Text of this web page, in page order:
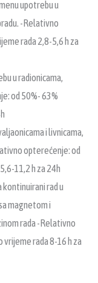
upotrebu u
-Relativno
rada 2,8-5,6 h za
u radionicama,
od 50%- 63%
i livnicama,
opterećenje: od
11,2 h za 24h
kontinuirani rad u
magnetom i
rada -Relativno
rada 8-16 h za